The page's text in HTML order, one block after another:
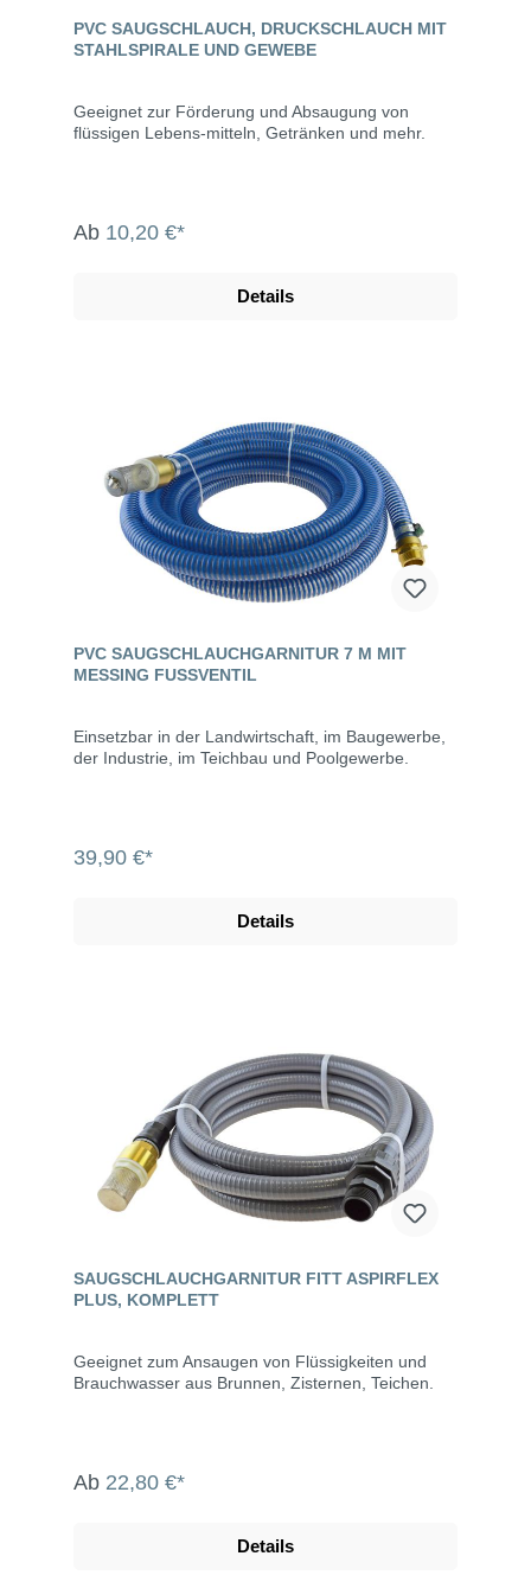
PVC SAUGSCHLAUCH, DRUCKSCHLAUCH MIT
STAHLSPIRALE UND GEWEBE
Geeignet zur Förderung und Absaugung von
flüssigen Lebens-mitteln, Getränken und mehr.
Ab 10,20 €*
Details
PVC SAUGSCHLAUCHGARNITUR 7 M MIT
MESSING FUSSVENTIL
Einsetzbar in der Landwirtschaft, im Baugewerbe,
der Industrie, im Teichbau und Poolgewerbe.
39,90 €*
Details
SAUGSCHLAUCHGARNITUR FITT ASPIRFLEX
PLUS, KOMPLETT
Geeignet zum Ansaugen von Flüssigkeiten und
Brauchwasser aus Brunnen, Zisternen, Teichen.
Ab 22,80 €*
Details